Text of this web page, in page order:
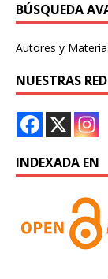
BÚSQUEDA
Autores y
NUESTRAS
INDEXADA EN